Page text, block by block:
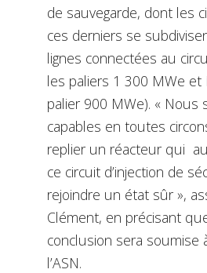
de sauvegarde, dont les
ces derniers se
lignes connectées au
les paliers 1 300 MWe et
palier 900 MWe). « Nous
capables en toutes
replier un réacteur qui
ce circuit d’injection de
rejoindre un état sûr »,
Clément, en précisant
conclusion sera soumise
l’ASN.